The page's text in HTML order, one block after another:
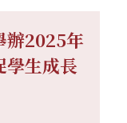
辦2025年
學生成長